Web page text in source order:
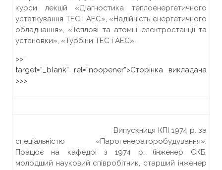
курси лекцій «Діагностика теплоенергетичного
устаткування ТЕС і АЕС», «Надійність енергетичного
обладнання», «Теплові та атомні електростанції та
установки», «Турбіни ТЕС і АЕС».
>>”
target=”_blank” rel=”noopener”>Сторінка викладача
>>>
Випускниця КПІ 1974 р. за
спеціальністю «Парогенераторобудування».
Працює на кафедрі з 1974 р. (інженер СКБ,
молодший науковий співробітник, старший інженер